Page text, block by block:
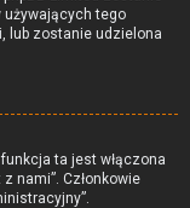
używających tego
lub zostanie udzielona
ta jest włączona
nami”. Członkowie